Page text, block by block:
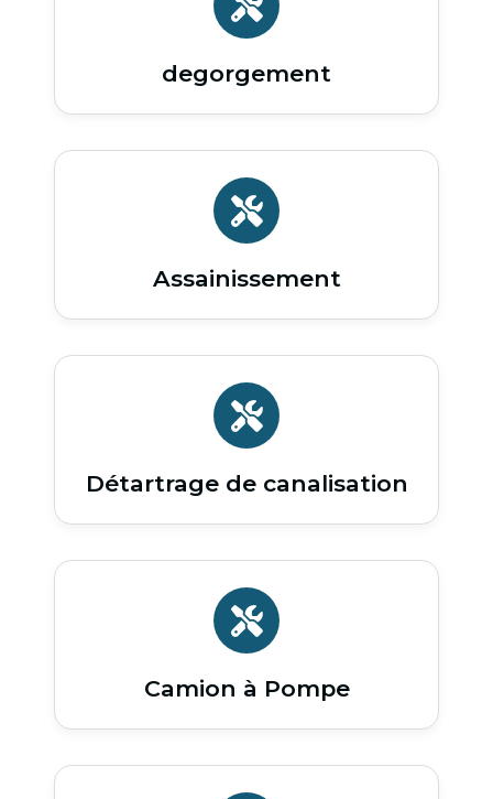
degorgement
Assainissement
Détartrage de canalisation
Camion à Pompe